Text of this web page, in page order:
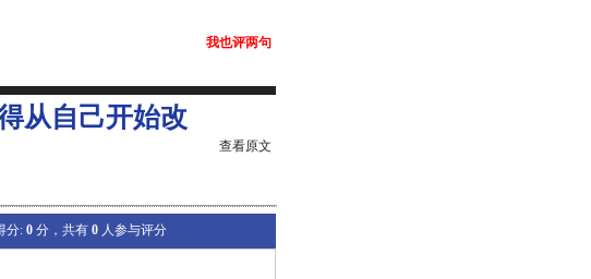
我也评两句
从自己开始改
查看原文
分: 0 分，共有 0 人参与评分